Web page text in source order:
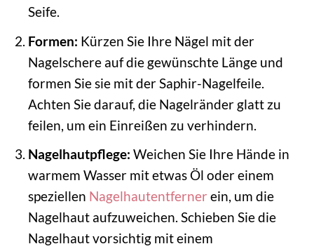
Seife.
Formen: Kürzen Sie Ihre Nägel mit der
Nagelschere auf die gewünschte Länge und
formen Sie sie mit der Saphir-Nagelfeile.
Achten Sie darauf, die Nagelränder glatt zu
feilen, um ein Einreißen zu verhindern.
Nagelhautpflege: Weichen Sie Ihre Hände in
warmem Wasser mit etwas Öl oder einem
speziellen Nagelhautentferner ein, um die
Nagelhaut aufzuweichen. Schieben Sie die
Nagelhaut vorsichtig mit einem